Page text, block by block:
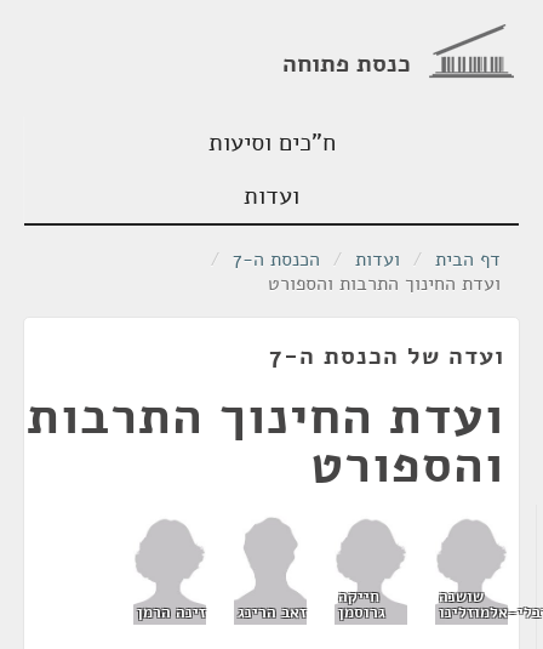
כנסת פתוחה
ח"כים וסיעות
ועדות
דף הבית / ועדות / הכנסת ה-7
/
ועדת החינוך התרבות והספורט
ועדה של הכנסת ה-7
ועדת החינוך התרבות
והספורט
שושנה
אלמוזלינו
חייקה
גרוסמן זאב הרינג זינה הרמן